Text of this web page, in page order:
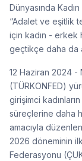
Dünyasında
“Adalet ve eşitlik
için kadın - erkek
geçtikçe daha da
12 Haziran 2024 -
(TÜRKONFED)
girişimci
süreçlerine daha
amacıyla
2026 döneminin
Federasyonu